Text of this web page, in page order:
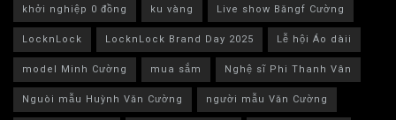
khởi nghiệp 0 đồng
ku vàng
Live show Băngf Cường
LocknLock
LocknLock Brand Day 2025
Lễ hội Áo dàii
model Minh Cường
mua sắm
Nghệ sĩ Phi Thanh Vân
Nguòi mẫu Huỳnh Văn Cường
người mẫu Văn Cường